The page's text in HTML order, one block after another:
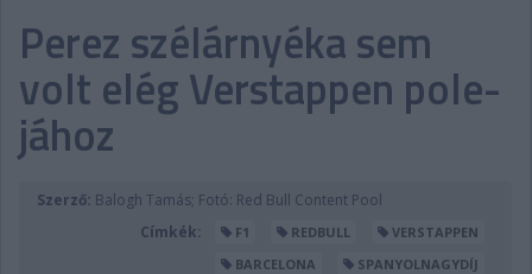
PODCAST
SHOP
DIGITÁLIS MAGAZIN
PONTÁLLÁSOK
VERSENYNAPTÁRAK
Perez szélárnyéka sem
volt elég Verstappen pole-
jához
Szerző: Balogh Tamás; Fotó: Red Bull Content Pool
Címkék:
F1 REDBULL
VERSTAPPEN
BARCELONA
SPANYOLNAGYDÍJ